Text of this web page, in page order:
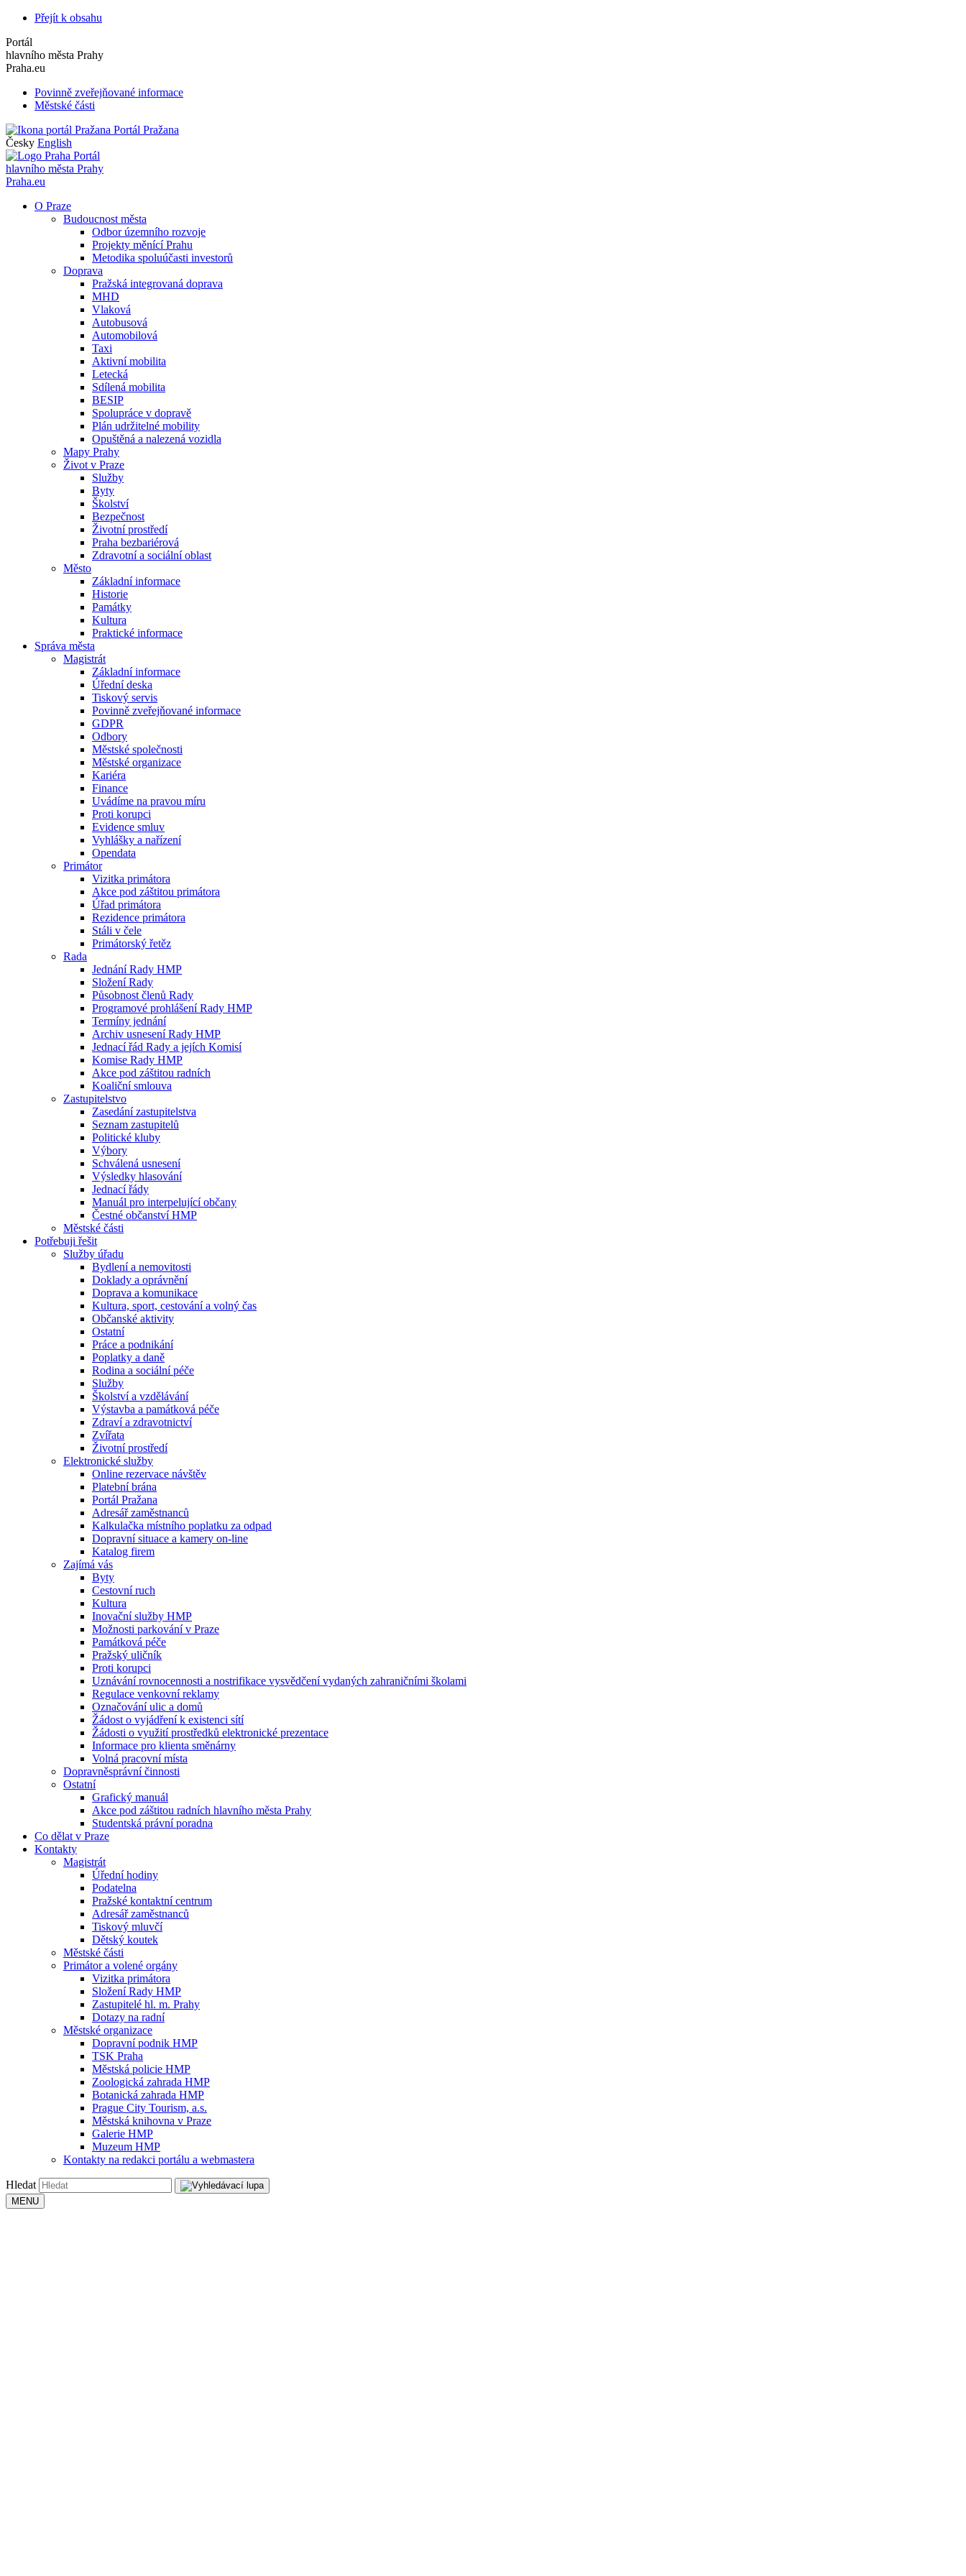
Přejít k obsahu
Portál
hlavního města Prahy
Praha.eu
Povinně zveřejňované informace
Městské části
Portál Pražana
Česky English
Portál
hlavního města Prahy
Praha.eu
O Praze
Budoucnost města
Odbor územního rozvoje
Projekty měnící Prahu
Metodika spoluúčasti investorů
Doprava
Pražská integrovaná doprava
MHD
Vlaková
Autobusová
Automobilová
Taxi
Aktivní mobilita
Letecká
Sdílená mobilita
BESIP
Spolupráce v dopravě
Plán udržitelné mobility
Opuštěná a nalezená vozidla
Mapy Prahy
Život v Praze
Služby
Byty
Školství
Bezpečnost
Životní prostředí
Praha bezbariérová
Zdravotní a sociální oblast
Město
Základní informace
Historie
Památky
Kultura
Praktické informace
Správa města
Magistrát
Základní informace
Úřední deska
Tiskový servis
Povinně zveřejňované informace
GDPR
Odbory
Městské společnosti
Městské organizace
Kariéra
Finance
Uvádíme na pravou míru
Proti korupci
Evidence smluv
Vyhlášky a nařízení
Opendata
Primátor
Vizitka primátora
Akce pod záštitou primátora
Úřad primátora
Rezidence primátora
Stáli v čele
Primátorský řetěz
Rada
Jednání Rady HMP
Složení Rady
Působnost členů Rady
Programové prohlášení Rady HMP
Termíny jednání
Archiv usnesení Rady HMP
Jednací řád Rady a jejích Komisí
Komise Rady HMP
Akce pod záštitou radních
Koaliční smlouva
Zastupitelstvo
Zasedání zastupitelstva
Seznam zastupitelů
Politické kluby
Výbory
Schválená usnesení
Výsledky hlasování
Jednací řády
Manuál pro interpelující občany
Čestné občanství HMP
Městské části
Potřebuji řešit
Služby úřadu
Bydlení a nemovitosti
Doklady a oprávnění
Doprava a komunikace
Kultura, sport, cestování a volný čas
Občanské aktivity
Ostatní
Práce a podnikání
Poplatky a daně
Rodina a sociální péče
Služby
Školství a vzdělávání
Výstavba a památková péče
Zdraví a zdravotnictví
Zvířata
Životní prostředí
Elektronické služby
Online rezervace návštěv
Platební brána
Portál Pražana
Adresář zaměstnanců
Kalkulačka místního poplatku za odpad
Dopravní situace a kamery on-line
Katalog firem
Zajímá vás
Byty
Cestovní ruch
Kultura
Inovační služby HMP
Možnosti parkování v Praze
Památková péče
Pražský uličník
Proti korupci
Uznávání rovnocennosti a nostrifikace vysvědčení vydaných zahraničními školami
Regulace venkovní reklamy
Označování ulic a domů
Žádost o vyjádření k existenci sítí
Žádosti o využití prostředků elektronické prezentace
Informace pro klienta směnárny
Volná pracovní místa
Dopravněsprávní činnosti
Ostatní
Grafický manuál
Akce pod záštitou radních hlavního města Prahy
Studentská právní poradna
Co dělat v Praze
Kontakty
Magistrát
Úřední hodiny
Podatelna
Pražské kontaktní centrum
Adresář zaměstnanců
Tiskový mluvčí
Dětský koutek
Městské části
Primátor a volené orgány
Vizitka primátora
Složení Rady HMP
Zastupitelé hl. m. Prahy
Dotazy na radní
Městské organizace
Dopravní podnik HMP
TSK Praha
Městská policie HMP
Zoologická zahrada HMP
Botanická zahrada HMP
Prague City Tourism, a.s.
Městská knihovna v Praze
Galerie HMP
Muzeum HMP
Kontakty na redakci portálu a webmastera
Hledat
MENU